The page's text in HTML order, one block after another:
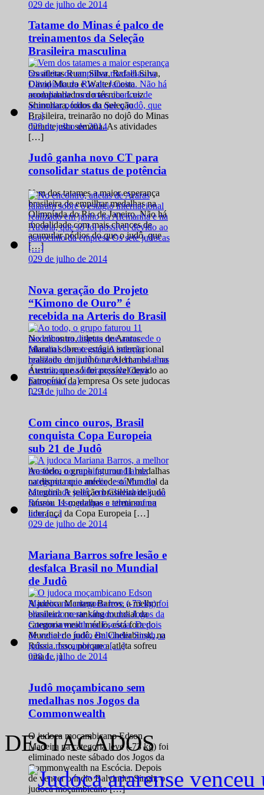
029 de julho de 2014
Tatame do Minas é palco de
treinamentos da Seleção
Brasileira masculina
Os atletas Ruan Silva, Rafael Silva,
David Moura e Walter Costa
acompanhados do técnico Luiz
Shinohara, todos da Seleção
Brasileira, treinarão no dojô do Minas
durante esta semana. As atividades
[…]
029 de julho de 2014
Judô ganha novo CT para
consolidar status de potência
Vem dos tatames a maior esperança
brasileira de empilhar medalhas na
Olimpíada do Rio de Janeiro. Não há
modalidade com mais chances de
acumular pódios do que o judô, que
[…]
029 de julho de 2014
Nova geração do Projeto
“Kimono de Ouro” é
recebida na Arteris do Brasil
No encontro, atletas de Araras
falaram sobre o estágio internacional
realizado em junho na Alemanha e na
Áustria, que só foi possível devido ao
patrocínio da empresa Os sete judocas
[…]
029 de julho de 2014
Com cinco ouros, Brasil
conquista Copa Europeia
sub 21 de Judô
Ao todo, o grupo faturou 11 medalhas
na disputa que antecede o Mundial da
categoria A seleção brasileira de judô
faturou 11 medalhas e terminou na
liderança da Copa Europeia […]
029 de julho de 2014
Mariana Barros sofre lesão e
desfalca Brasil no Mundial
de Judô
A judoca Mariana Barros, a melhor
brasileira no ranking mundial da
categoria meio médio, está fora do
Mundial de judô, em Cheliabinsk, na
Rússia. Isso, porque a atleta sofreu
uma […]
028 de julho de 2014
Judô moçambicano sem
medalhas nos Jogos da
Commonwealth
O judoca moçambicano Edson
Madeira na categoria leve (-73 kg) foi
eliminado neste sábado dos Jogos da
Commonwealth na Escócia. Depois
de vencer o índio Balvinder Singh, o
judoca moçambicano […]
DESTACADOS